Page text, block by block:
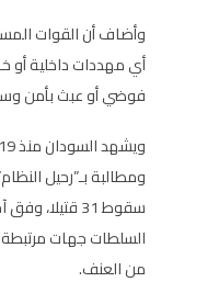
وأضاف أن القوات
أي مهددات داخلية أو
فوضي أو عبث بأمن
ومطالبة بـ”رحيل
سقوط 31
السلطات جهات مرتبطة
من العنف.